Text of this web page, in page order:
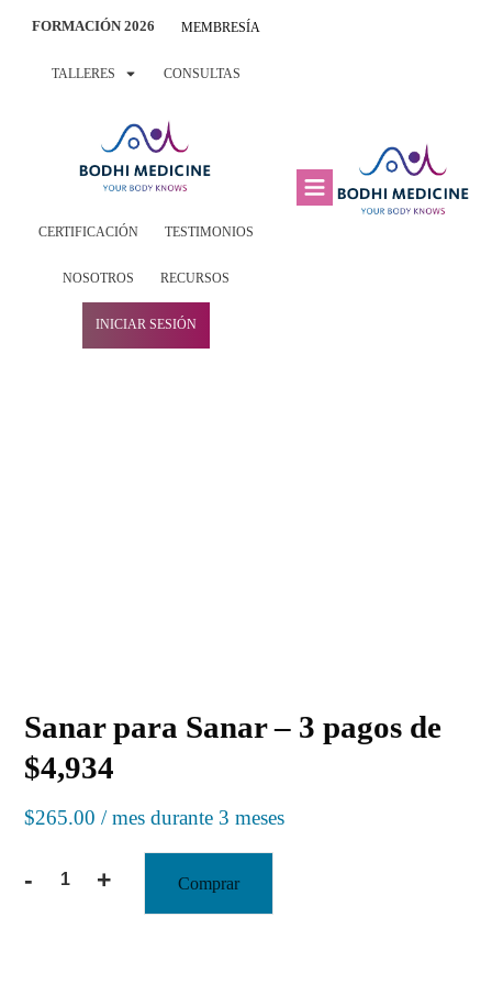
FORMACIÓN 2026 MEMBRESÍA
TALLERES CONSULTAS
CERTIFICACIÓN TESTIMONIOS
NOSOTROS RECURSOS
INICIAR SESIÓN
Sanar para Sanar – 3 pagos de
$4,934
$265.00 / mes durante 3 meses
- + Comprar